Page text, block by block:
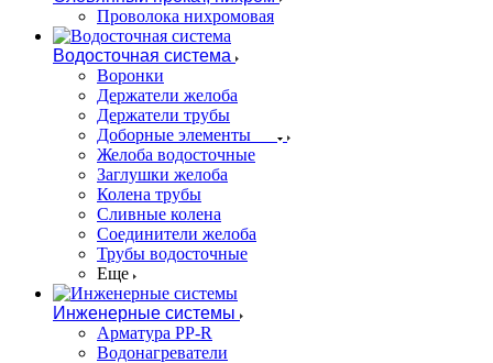
Проволока нихромовая
Водосточная система
Воронки
Держатели желоба
Держатели трубы
Доборные элементы
Желоба водосточные
Заглушки желоба
Колена трубы
Сливные колена
Соединители желоба
Трубы водосточные
Еще
Инженерные системы
Арматура PP-R
Водонагреватели